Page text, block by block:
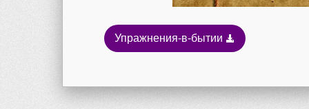
Упражнения-в-бытии